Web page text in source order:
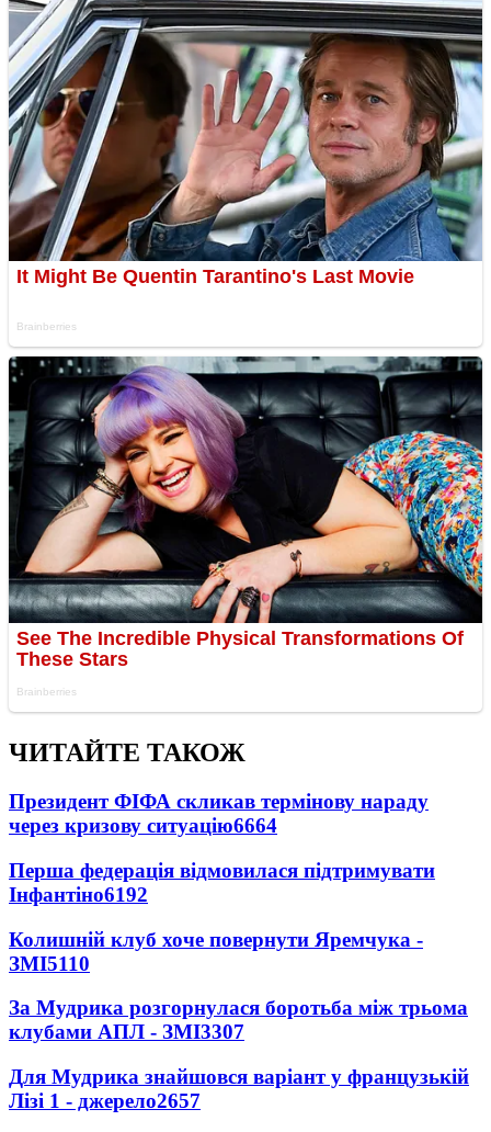
ЧИТАЙТЕ ТАКОЖ
Президент ФІФА скликав термінову нараду
через кризову ситуацію6664
Перша федерація відмовилася підтримувати
Інфантіно6192
Колишній клуб хоче повернути Яремчука -
ЗМІ5110
За Мудрика розгорнулася боротьба між трьома
клубами АПЛ - ЗМІ3307
Для Мудрика знайшовся варіант у французькій
Лізі 1 - джерело2657